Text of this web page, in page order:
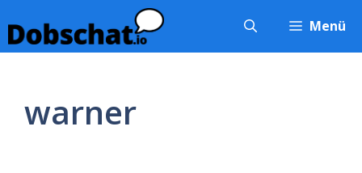
Inhalt
springen
Menü
warner